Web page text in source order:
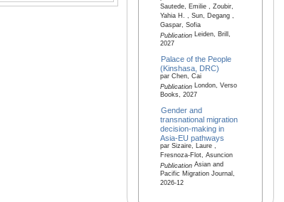
Sautede, Emilie , Zoubir,
Yahia H. , Sun, Degang ,
Gaspar, Sofia
PublicationLeiden, Brill,
2027
Palace of the People
(Kinshasa, DRC)
par Chen, Cai
PublicationLondon, Verso
Books, 2027
Gender and
transnational migration
decision-making in
Asia-EU pathways
par Sizaire, Laure ,
Fresnoza-Flot, Asuncion
PublicationAsian and
Pacific Migration Journal,
2026-12